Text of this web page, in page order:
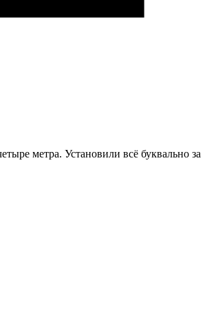
метра. Установили всё буквально за